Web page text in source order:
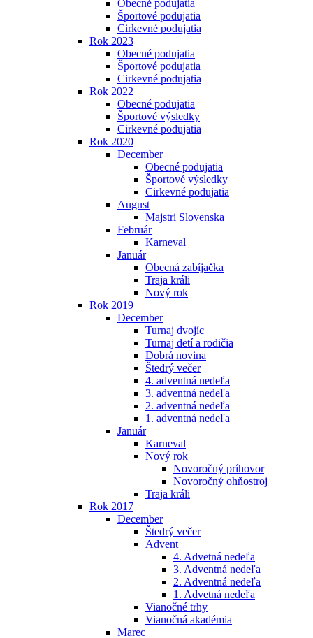
Obecné podujatia
Športové podujatia
Cirkevné podujatia
Rok 2023
Obecné podujatia
Športové podujatia
Cirkevné podujatia
Rok 2022
Obecné podujatia
Športové výsledky
Cirkevné podujatia
Rok 2020
December
Obecné podujatia
Športové výsledky
Cirkevné podujatia
August
Majstri Slovenska
Február
Karneval
Január
Obecná zabíjačka
Traja králi
Nový rok
Rok 2019
December
Turnaj dvojíc
Turnaj detí a rodičia
Dobrá novina
Štedrý večer
4. adventná nedeľa
3. adventná nedeľa
2. adventná nedeľa
1. adventná nedeľa
Január
Karneval
Nový rok
Novoročný príhovor
Novoročný ohňostroj
Traja králi
Rok 2017
December
Štedrý večer
Advent
4. Advetná nedeľa
3. Adventná nedeľa
2. Adventná nedeľa
1. Advetná nedeľa
Vianočné trhy
Vianočná akadémia
Marec